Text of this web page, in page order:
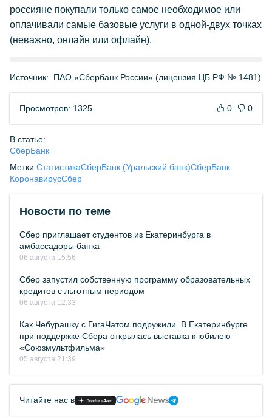
россияне покупали только самое необходимое или
оплачивали самые базовые услуги в одной-двух точках
(неважно, онлайн или офлайн).
Источник: ПАО «Сбербанк России» (лицензия ЦБ РФ № 1481)
Просмотров: 1325 0 0
В статье:
СберБанк
Метки:СтатистикаСберБанк (Уральский банк)СберБанк
КоронавирусСбер
Новости по теме
Сбер приглашает студентов из Екатеринбурга в
амбассадоры банка
06 августа 15:56
Сбер запустил собственную программу образовательных
кредитов с льготным периодом
06 августа 12:33
Как Чебурашку с ГигаЧатом подружили. В Екатеринбурге
при поддержке Сбера открылась выставка к юбилею
«Союзмультфильма»
05 августа 21:39
Читайте нас в